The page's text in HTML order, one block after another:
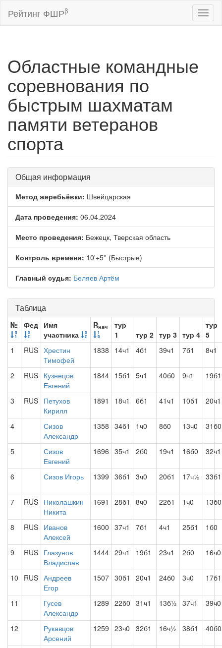
Рейтинг ФШРβ
Областные командные
соревнования по
быстрым шахматам
памяти ветеранов
спорта
Общая информация
Метод жеребьёвки: Швейцарская
Дата проведения: 06.04.2024
Место проведения: Бежецк, Тверская область
Контроль времени: 10'+5'' (Быстрые)
Главный судья: Беляев Артём
Таблица
№ Фед Имя
участника
Rнач
тур
1
тур 2 тур 3 тур 4
тур
5
1
RUS Хрестин
Тимофей
1838 14ч1 4б1 39ч1 7б1 8ч1
2 RUS Кузнецов
Евгений
1844 15б1 5ч1 40б0 9ч1 19б1
3 RUS Петухов
Кирилл
1891 18ч1 6б1 41ч1 10б1 20ч1
4
Сизов
Александр
1358 34б1 1ч0 8б0 13ч0 31б0
5
Сизов
Евгений
1696 35ч1 2б0 19ч1 16б0 32ч1
6 Сизов Игорь 1399 36б1 3ч0 20б1 17ч½ 33б1
7 RUS Николашкин
Никита
1691 28б1 8ч0 22б1 1ч0 13б0
8 RUS Иванов
Алексей
1600 37ч1 7б1 4ч1 25б1 1б0
9 RUS Глазунов
Владислав
1444 29ч1 19б1 23ч1 2б0 16ч0
10 RUS Андреев
Егор
1507 30б1 20ч1 24б0 3ч0 17б1
11
Гусев
Александр
1289 22б0 31ч1 13б½ 37ч1 39ч0
12
Рукавцов
Арсений
1259 23ч0 32б1 16ч½ 38б1 40б0